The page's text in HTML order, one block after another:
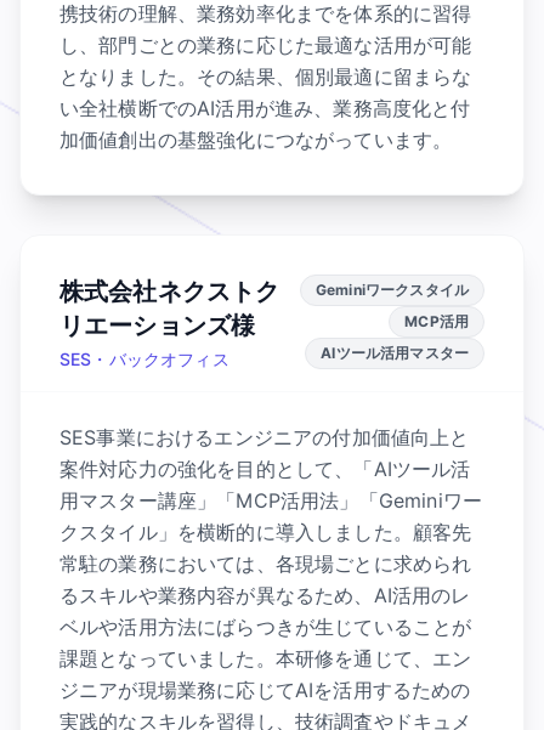
携技術の理解、業務効率化までを体系的に習得
し、部門ごとの業務に応じた最適な活用が可能
となりました。その結果、個別最適に留まらな
い全社横断でのAI活用が進み、業務高度化と付
加価値創出の基盤強化につながっています。
株式会社ネクストク
リエーションズ様
SES・バックオフィス
Geminiワークスタイル
MCP活用
AIツール活用マスター
SES事業におけるエンジニアの付加価値向上と
案件対応力の強化を目的として、「AIツール活
用マスター講座」「MCP活用法」「Geminiワー
クスタイル」を横断的に導入しました。顧客先
常駐の業務においては、各現場ごとに求められ
るスキルや業務内容が異なるため、AI活用のレ
ベルや活用方法にばらつきが生じていることが
課題となっていました。本研修を通じて、エン
ジニアが現場業務に応じてAIを活用するための
実践的なスキルを習得し、技術調査やドキュメ